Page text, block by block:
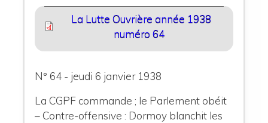
La Lutte Ouvrière année 1938
numéro 64
N° 64 - jeudi 6 janvier 1938
La CGPF commande ; le Parlement obéit
– Contre-offensive : Dormoy blanchit les